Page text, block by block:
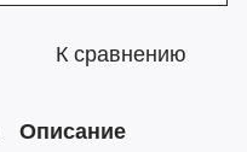
К сравнению
Описание